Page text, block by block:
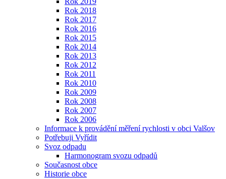
Rok 2018
Rok 2017
Rok 2016
Rok 2015
Rok 2014
Rok 2013
Rok 2012
Rok 2011
Rok 2010
Rok 2009
Rok 2008
Rok 2007
Rok 2006
Informace k provádění měření rychlosti v obci Valšov
Potřebuji Vyřídit
Svoz odpadu
Harmonogram svozu odpadů
Současnost obce
Historie obce